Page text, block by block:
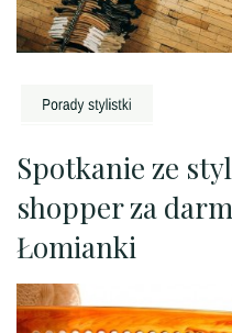
Spotkanie ze
shopper za
Łomianki